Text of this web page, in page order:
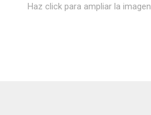
Haz click para ampliar la imagen